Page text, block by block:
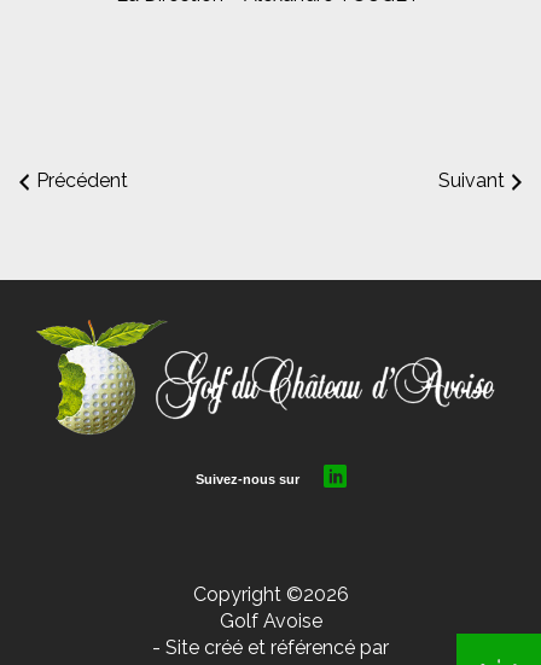
Précédent Suivant
Copyright ©2026
Golf Avoise
- Site créé et référencé par